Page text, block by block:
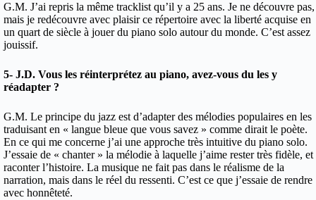
G.M. J’ai repris la même tracklist qu’il y a 25 ans. Je ne découvre pas,
mais je redécouvre avec plaisir ce répertoire avec la liberté acquise en
un quart de siècle à jouer du piano solo autour du monde. C’est assez
jouissif.
5- J.D. Vous les réinterprétez au piano, avez-vous du les y
réadapter ?
G.M. Le principe du jazz est d’adapter des mélodies populaires en les
traduisant en « langue bleue que vous savez » comme dirait le poète.
En ce qui me concerne j’ai une approche très intuitive du piano solo.
J’essaie de « chanter » la mélodie à laquelle j’aime rester très fidèle, et
raconter l’histoire. La musique ne fait pas dans le réalisme de la
narration, mais dans le réel du ressenti. C’est ce que j’essaie de rendre
avec honnêteté.